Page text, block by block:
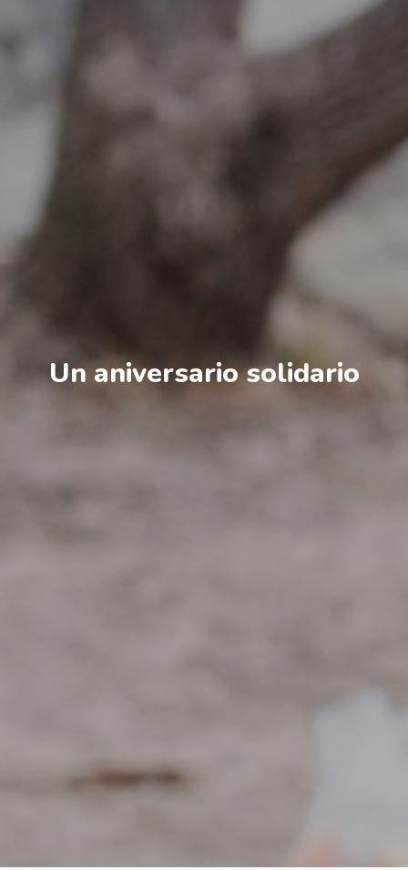
Un aniversario solidario